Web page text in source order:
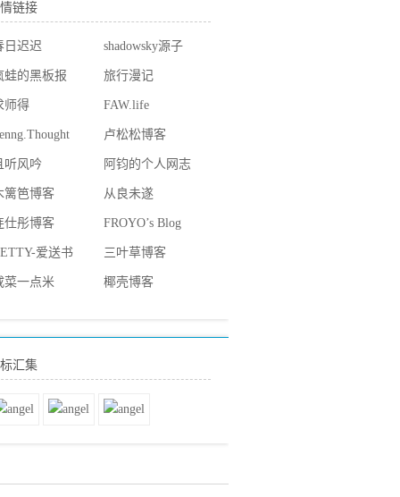
链接
日迟迟 shadowsky源子
蛙的黑板报 旅行漫记
师得 FAW.life
卢松松博客
听风吟 阿钧的个人网志
篱笆博客 从良未遂
仕彤博客 FROYO’s Blog
爱送书 三叶草博客
菜一点米 椰壳博客
汇集